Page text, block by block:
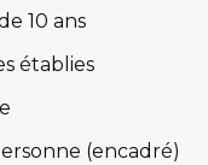
10 ans
établies
(encadré)